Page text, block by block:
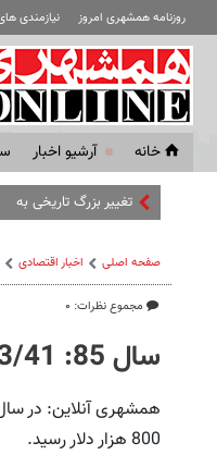
روزنامه همشهری امروز نیازمندی
خانه آرشیو اخبار
تغییر بزرگ تاریخی به
صفحه اصلی اخبار اقتصادی
مجموع نظرات: ۰
سال 85: 3/41 میلیارد دلار واردات 3/16 میلیارد دلار صادرات غیرنفتی
800 هزار دلار رسید.